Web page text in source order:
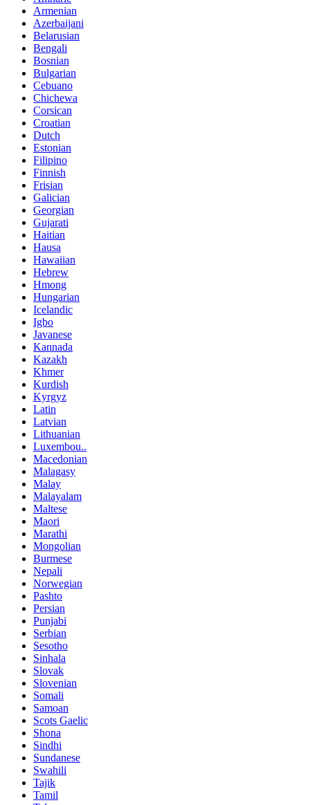
Armenian
Azerbaijani
Belarusian
Bengali
Bosnian
Bulgarian
Cebuano
Chichewa
Corsican
Croatian
Dutch
Estonian
Filipino
Finnish
Frisian
Galician
Georgian
Gujarati
Haitian
Hausa
Hawaiian
Hebrew
Hmong
Hungarian
Icelandic
Igbo
Javanese
Kannada
Kazakh
Khmer
Kurdish
Kyrgyz
Latin
Latvian
Lithuanian
Luxembou..
Macedonian
Malagasy
Malay
Malayalam
Maltese
Maori
Marathi
Mongolian
Burmese
Nepali
Norwegian
Pashto
Persian
Punjabi
Serbian
Sesotho
Sinhala
Slovak
Slovenian
Somali
Samoan
Scots Gaelic
Shona
Sindhi
Sundanese
Swahili
Tajik
Tamil